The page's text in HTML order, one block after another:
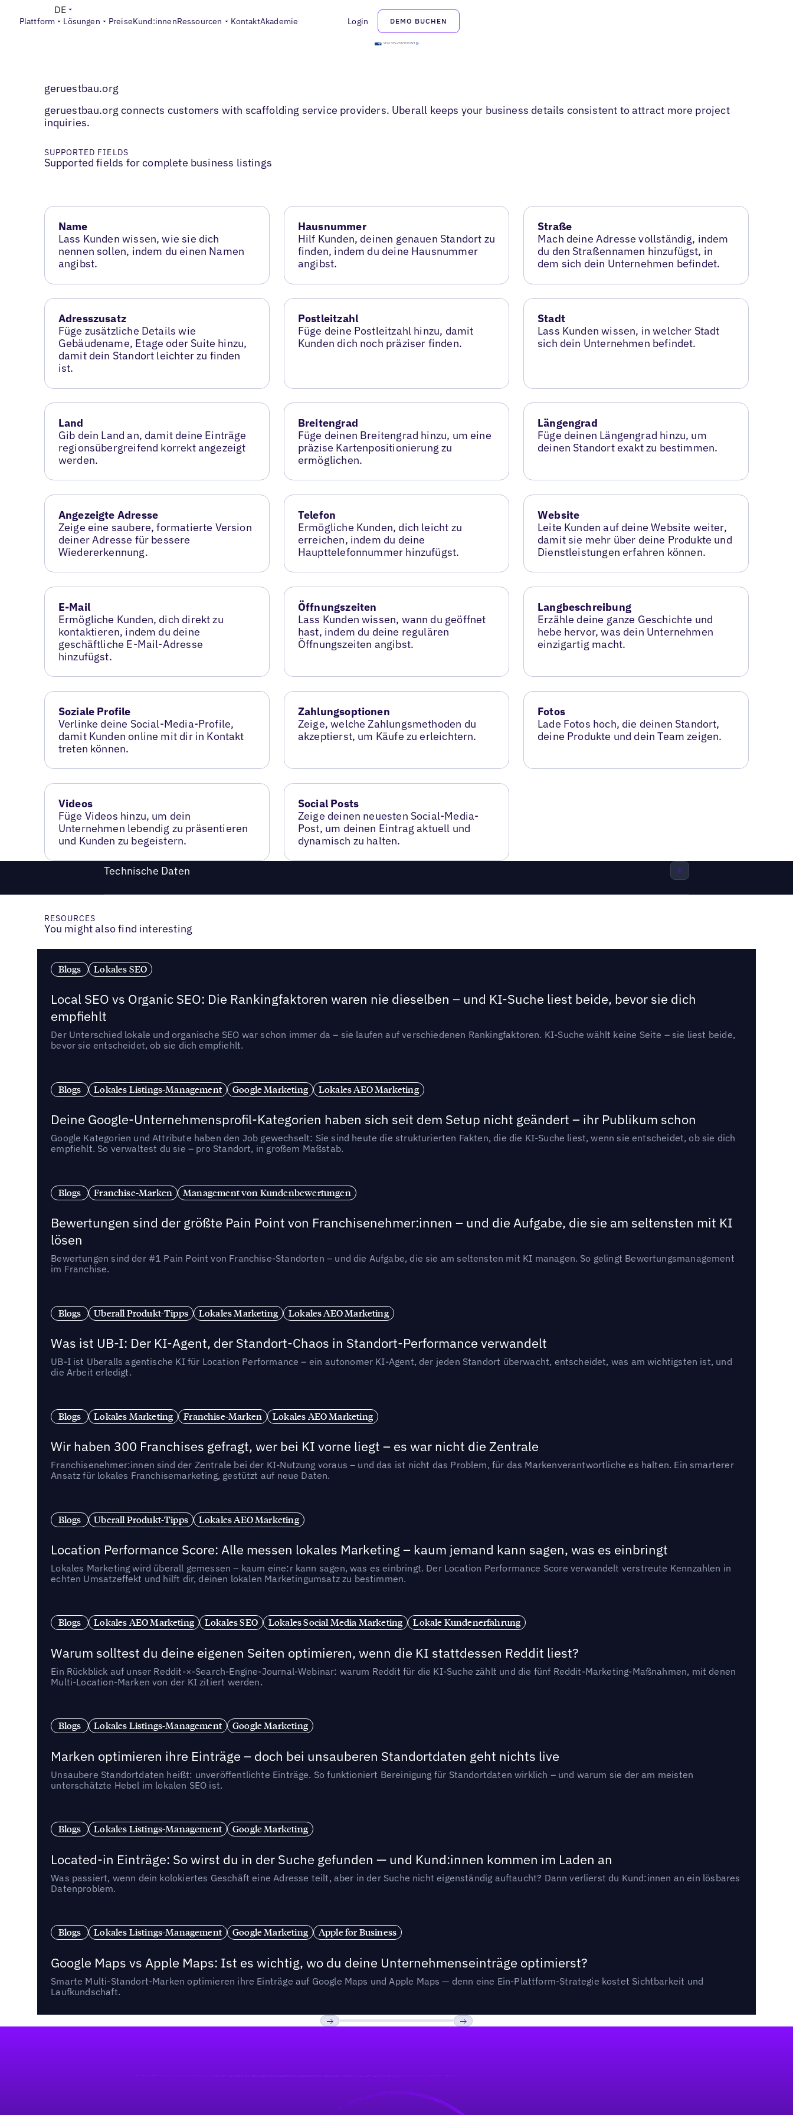
Plattform Lösungen PreiseKund:innenRessourcen KontaktAkademie Login DEMO BUCHEN
DE
geruestbau.org
geruestbau.org connects customers with scaffolding service providers. Uberall keeps your business details consistent to attract more project
inquiries.
SUPPORTED FIELDS
Supported fields for complete business listings
Name
Lass Kunden wissen, wie sie dich
nennen sollen, indem du einen Namen
angibst.
Hausnummer
Hilf Kunden, deinen genauen Standort zu
finden, indem du deine Hausnummer
angibst.
Straße
Mach deine Adresse vollständig, indem
du den Straßennamen hinzufügst, in
dem sich dein Unternehmen befindet.
Adresszusatz
Füge zusätzliche Details wie
Gebäudename, Etage oder Suite hinzu,
damit dein Standort leichter zu finden
ist.
Postleitzahl
Füge deine Postleitzahl hinzu, damit
Kunden dich noch präziser finden.
Stadt
Lass Kunden wissen, in welcher Stadt
sich dein Unternehmen befindet.
Land
Gib dein Land an, damit deine Einträge
regionsübergreifend korrekt angezeigt
werden.
Breitengrad
Füge deinen Breitengrad hinzu, um eine
präzise Kartenpositionierung zu
ermöglichen.
Längengrad
Füge deinen Längengrad hinzu, um
deinen Standort exakt zu bestimmen.
Angezeigte Adresse
Zeige eine saubere, formatierte Version
deiner Adresse für bessere
Wiedererkennung.
Telefon
Ermögliche Kunden, dich leicht zu
erreichen, indem du deine
Haupttelefonnummer hinzufügst.
Website
Leite Kunden auf deine Website weiter,
damit sie mehr über deine Produkte und
Dienstleistungen erfahren können.
E-Mail
Ermögliche Kunden, dich direkt zu
kontaktieren, indem du deine
geschäftliche E-Mail-Adresse
hinzufügst.
Öffnungszeiten
Lass Kunden wissen, wann du geöffnet
hast, indem du deine regulären
Öffnungszeiten angibst.
Langbeschreibung
Erzähle deine ganze Geschichte und
hebe hervor, was dein Unternehmen
einzigartig macht.
Soziale Profile
Verlinke deine Social-Media-Profile,
damit Kunden online mit dir in Kontakt
treten können.
Zahlungsoptionen
Zeige, welche Zahlungsmethoden du
akzeptierst, um Käufe zu erleichtern.
Fotos
Lade Fotos hoch, die deinen Standort,
deine Produkte und dein Team zeigen.
Videos
Füge Videos hinzu, um dein
Unternehmen lebendig zu präsentieren
und Kunden zu begeistern.
Social Posts
Zeige deinen neuesten Social-Media-
Post, um deinen Eintrag aktuell und
dynamisch zu halten.
Technische Daten
RESOURCES
You might also find interesting
Blogs Lokales SEO
Local SEO vs Organic SEO: Die Rankingfaktoren waren nie dieselben – und KI-Suche liest beide, bevor sie dich
empfiehlt
Der Unterschied lokale und organische SEO war schon immer da – sie laufen auf verschiedenen Rankingfaktoren. KI-Suche wählt keine Seite – sie liest beide,
bevor sie entscheidet, ob sie dich empfiehlt.
Blogs Lokales Listings-Management Google Marketing Lokales AEO Marketing
Deine Google-Unternehmensprofil-Kategorien haben sich seit dem Setup nicht geändert – ihr Publikum schon
Google Kategorien und Attribute haben den Job gewechselt: Sie sind heute die strukturierten Fakten, die die KI-Suche liest, wenn sie entscheidet, ob sie dich
empfiehlt. So verwaltest du sie – pro Standort, in großem Maßstab.
Blogs Franchise-Marken Management von Kundenbewertungen
Bewertungen sind der größte Pain Point von Franchisenehmer:innen – und die Aufgabe, die sie am seltensten mit KI
lösen
Bewertungen sind der #1 Pain Point von Franchise-Standorten – und die Aufgabe, die sie am seltensten mit KI managen. So gelingt Bewertungsmanagement
im Franchise.
Blogs Uberall Produkt-Tipps Lokales Marketing Lokales AEO Marketing
Was ist UB-I: Der KI-Agent, der Standort-Chaos in Standort-Performance verwandelt
UB-I ist Uberalls agentische KI für Location Performance – ein autonomer KI-Agent, der jeden Standort überwacht, entscheidet, was am wichtigsten ist, und
die Arbeit erledigt.
Blogs Lokales Marketing Franchise-Marken Lokales AEO Marketing
Wir haben 300 Franchises gefragt, wer bei KI vorne liegt – es war nicht die Zentrale
Franchisenehmer:innen sind der Zentrale bei der KI-Nutzung voraus – und das ist nicht das Problem, für das Markenverantwortliche es halten. Ein smarterer
Ansatz für lokales Franchisemarketing, gestützt auf neue Daten.
Blogs Uberall Produkt-Tipps Lokales AEO Marketing
Location Performance Score: Alle messen lokales Marketing – kaum jemand kann sagen, was es einbringt
Lokales Marketing wird überall gemessen – kaum eine:r kann sagen, was es einbringt. Der Location Performance Score verwandelt verstreute Kennzahlen in
echten Umsatzeffekt und hilft dir, deinen lokalen Marketingumsatz zu bestimmen.
Blogs Lokales AEO Marketing Lokales SEO Lokales Social Media Marketing Lokale Kundenerfahrung
Warum solltest du deine eigenen Seiten optimieren, wenn die KI stattdessen Reddit liest?
Ein Rückblick auf unser Reddit-×-Search-Engine-Journal-Webinar: warum Reddit für die KI-Suche zählt und die fünf Reddit-Marketing-Maßnahmen, mit denen
Multi-Location-Marken von der KI zitiert werden.
Blogs Lokales Listings-Management Google Marketing
Marken optimieren ihre Einträge – doch bei unsauberen Standortdaten geht nichts live
Unsaubere Standortdaten heißt: unveröffentlichte Einträge. So funktioniert Bereinigung für Standortdaten wirklich – und warum sie der am meisten
unterschätzte Hebel im lokalen SEO ist.
Blogs Lokales Listings-Management Google Marketing
Located-in Einträge: So wirst du in der Suche gefunden — und Kund:innen kommen im Laden an
Was passiert, wenn dein kolokiertes Geschäft eine Adresse teilt, aber in der Suche nicht eigenständig auftaucht? Dann verlierst du Kund:innen an ein lösbares
Datenproblem.
Blogs Lokales Listings-Management Google Marketing Apple for Business
Google Maps vs Apple Maps: Ist es wichtig, wo du deine Unternehmenseinträge optimierst?
Smarte Multi-Standort-Marken optimieren ihre Einträge auf Google Maps und Apple Maps — denn eine Ein-Plattform-Strategie kostet Sichtbarkeit und
Laufkundschaft.